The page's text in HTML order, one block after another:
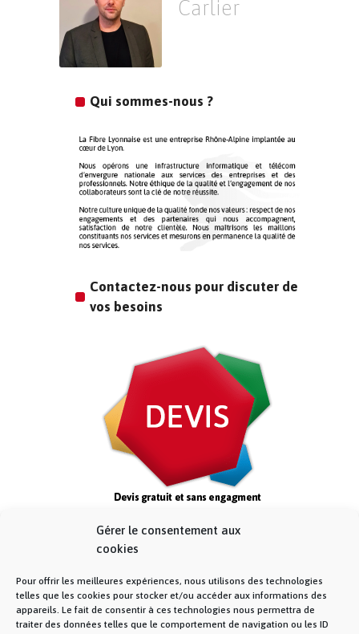
Gérer le consentement aux
cookies
Pour offrir les meilleures expériences, nous utilisons des technologies
telles que les cookies pour stocker et/ou accéder aux informations des
appareils. Le fait de consentir à ces technologies nous permettra de
traiter des données telles que le comportement de navigation ou les ID
Carlier
Qui sommes-nous ?
Contactez-nous pour discuter de
vos besoins